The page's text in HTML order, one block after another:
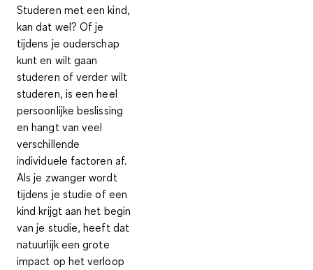
Studeren met een kind,
kan dat wel? Of je
tijdens je ouderschap
kunt en wilt gaan
studeren of verder wilt
studeren, is een heel
persoonlijke beslissing
en hangt van veel
verschillende
individuele factoren af.
Als je zwanger wordt
tijdens je studie of een
kind krijgt aan het begin
van je studie, heeft dat
natuurlijk een grote
impact op het verloop